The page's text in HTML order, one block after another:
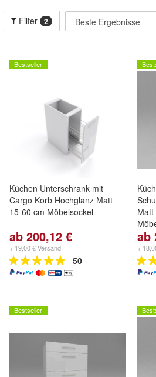
Filter 2
Bestseller
Küchen Unterschrank mit
Cargo Korb Hochglanz Matt
15-60 cm Möbelsockel
ab 200,12 €
+ 19,00 € Versand
50
ab
+
Bestseller